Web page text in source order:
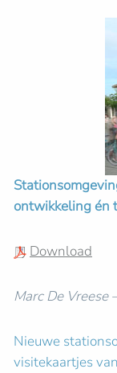
ontwikkeling én
Download
Marc De Vreese
Nieuwe
visitekaartjes